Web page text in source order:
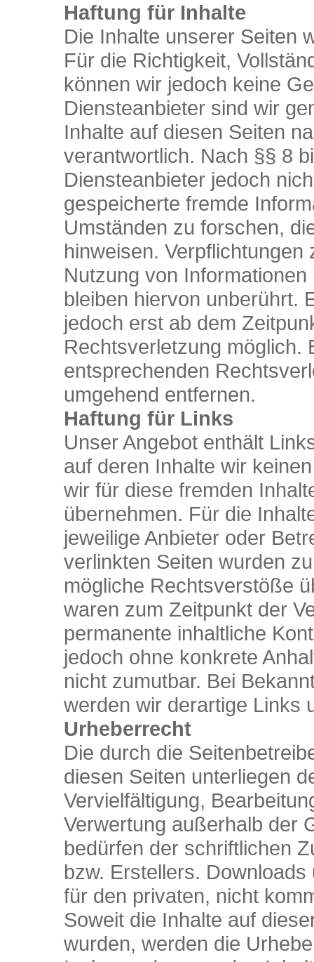
Haftung für Inhalte
Die Inhalte unserer Seiten
Für die Richtigkeit,
können wir jedoch keine
Diensteanbieter sind wir
Inhalte auf diesen Seiten
verantwortlich. Nach §§ 8
Diensteanbieter jedoch
gespeicherte fremde
Umständen zu forschen,
hinweisen.
Nutzung von
bleiben hiervon unberührt.
jedoch erst ab dem
Rechtsverletzung möglich.
entsprechenden
umgehend entfernen.
Haftung für Links
Unser Angebot enthält
auf deren Inhalte wir
wir für diese fremden
übernehmen. Für die
jeweilige Anbieter oder
verlinkten Seiten wurden
mögliche Rechtsverstöße
waren zum Zeitpunkt der
permanente inhaltliche
jedoch ohne konkrete
nicht zumutbar. Bei
werden wir derartige Links
Urheberrecht
Die durch die
diesen Seiten unterliegen
Vervielfältigung,
Verwertung außerhalb der
bedürfen der schriftlichen
bzw. Erstellers.
für den privaten, nicht
Soweit die Inhalte auf
wurden, werden die